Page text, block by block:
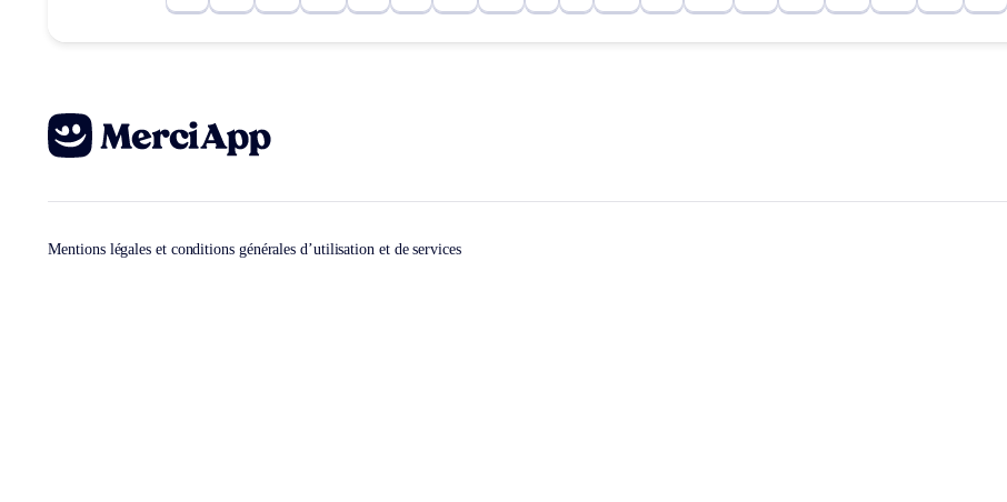
Mentions légales et conditions générales d’utilisation et de services